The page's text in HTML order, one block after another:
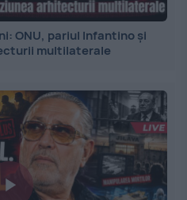
ONU, pariul Infantino și
multilaterale